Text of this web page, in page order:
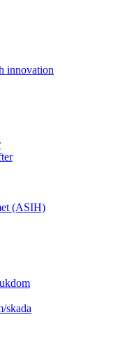
innovation
(ASIH)
skada